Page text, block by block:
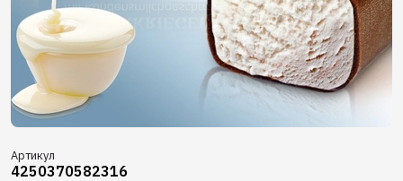
Артикул
4250370582316